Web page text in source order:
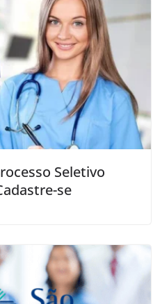
Seletivo
se